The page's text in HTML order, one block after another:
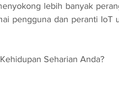
lebih banyak
pengguna dan peranti IoT
Seharian Anda?